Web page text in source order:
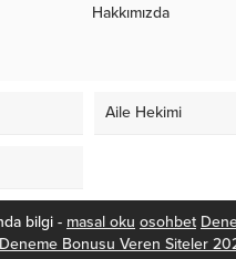
Hakkımızda
Aile Hekimi
bilgi - masal oku osohbet
Deneme Bonusu Veren Siteler